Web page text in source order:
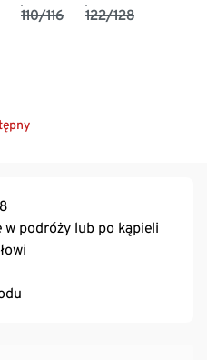
110/116 122/128
w podróży lub po kąpieli